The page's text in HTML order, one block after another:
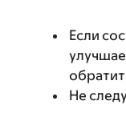
Если
Не